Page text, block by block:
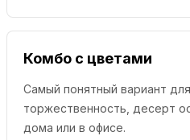
Комбо с цветами
Самый понятный вариант
торжественность, десерт
дома или в офисе.